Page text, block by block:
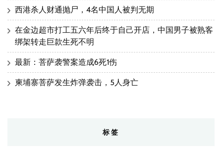
西港杀人财通抛尸，4名中国人被判无期
在金边超市打工五六年后终于自己开店，中国男子被熟客
绑架转走巨款生死不明
最新：菩萨袭警案造成6死1伤
柬埔寨菩萨发生炸弹袭击，5人身亡
标签